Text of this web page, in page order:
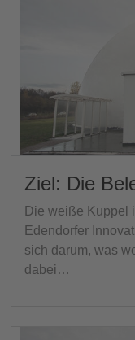
Ziel: Die
Die weiße Kuppel
Edendorfer
sich darum, was
dabei…